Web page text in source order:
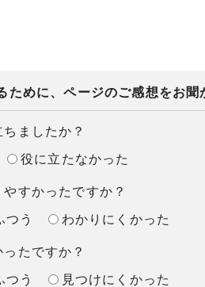
ために、ページのご感想をお聞
ましたか？
役に立たなかった
すかったですか？
つう わかりにくかった
たですか？
つう 見つけにくかった